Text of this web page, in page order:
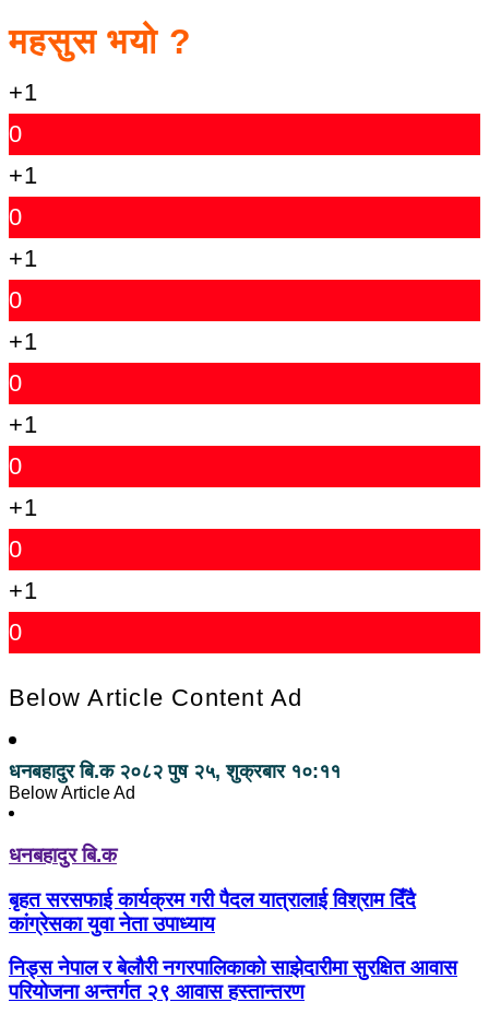
महसुस भयो ?
+1
0
+1
0
+1
0
+1
0
+1
0
+1
0
+1
0
Below Article Content Ad
धनबहादुर बि.क २०८२ पुष २५, शुक्रबार १०:११
Below Article Ad
धनबहादुर बि.क
बृहत सरसफाई कार्यक्रम गरी पैदल यात्रालाई विश्राम दिँदै
कांग्रेसका युवा नेता उपाध्याय
निड्स नेपाल र बेलौरी नगरपालिकाको साझेदारीमा सुरक्षित आवास
परियोजना अन्तर्गत २९ आवास हस्तान्तरण